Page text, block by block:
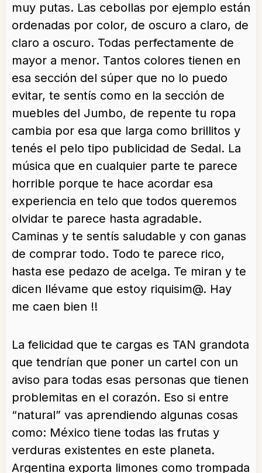
muy putas. Las cebollas por ejemplo están
ordenadas por color, de oscuro a claro, de
claro a oscuro. Todas perfectamente de
mayor a menor. Tantos colores tienen en
esa sección del súper que no lo puedo
evitar, te sentís como en la sección de
muebles del Jumbo, de repente tu ropa
cambia por esa que larga como brillitos y
tenés el pelo tipo publicidad de Sedal. La
música que en cualquier parte te parece
horrible porque te hace acordar esa
experiencia en telo que todos queremos
olvidar te parece hasta agradable.
Caminas y te sentís saludable y con ganas
de comprar todo. Todo te parece rico,
hasta ese pedazo de acelga. Te miran y te
dicen llévame que estoy riquisim@. Hay
me caen bien !!
La felicidad que te cargas es TAN grandota
que tendrían que poner un cartel con un
aviso para todas esas personas que tienen
problemitas en el corazón. Eso si entre
“natural” vas aprendiendo algunas cosas
como: México tiene todas las frutas y
verduras existentes en este planeta.
Argentina exporta limones como trompada